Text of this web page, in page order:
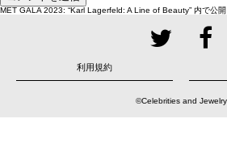
投
MET GALA 2023: “Karl Lagerfeld: A Line of Beauty” 内で公開
利用規約
©Celebrities and Jewelry